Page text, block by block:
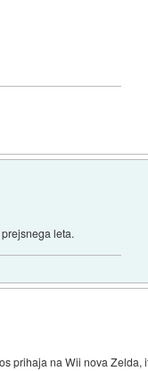
leta.
prihaja na Wii nova